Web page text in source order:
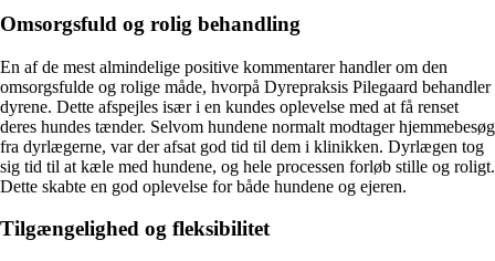
Omsorgsfuld og rolig behandling
En af de mest almindelige positive kommentarer handler om den
omsorgsfulde og rolige måde, hvorpå Dyrepraksis Pilegaard behandler
dyrene. Dette afspejles især i en kundes oplevelse med at få renset
deres hundes tænder. Selvom hundene normalt modtager hjemmebesøg
fra dyrlægerne, var der afsat god tid til dem i klinikken. Dyrlægen tog
sig tid til at kæle med hundene, og hele processen forløb stille og roligt.
Dette skabte en god oplevelse for både hundene og ejeren.
Tilgængelighed og fleksibilitet